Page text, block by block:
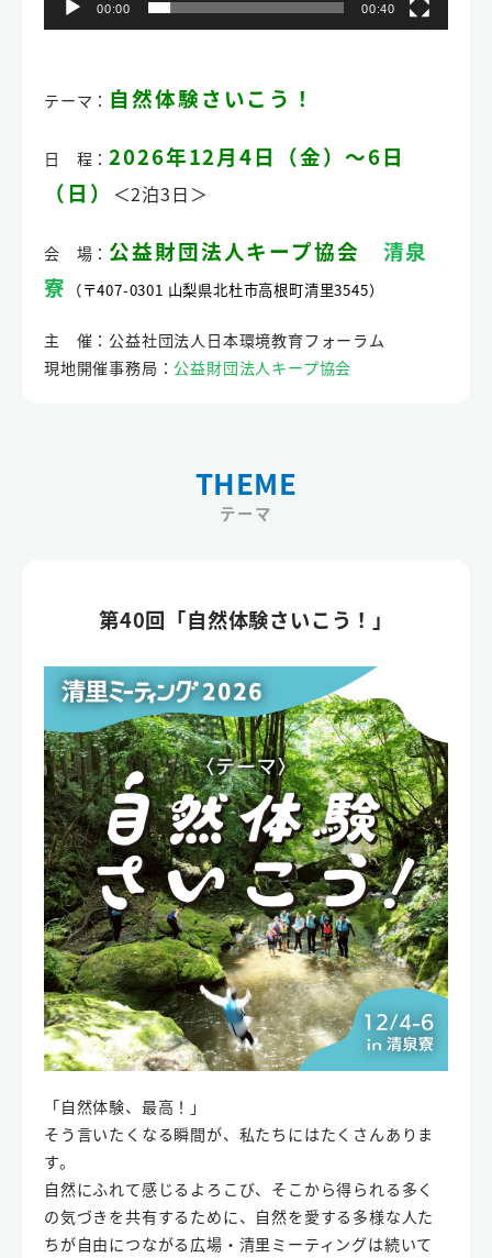
00:00 00:40
テーマ： 自然体験さいこう！
日 程：2026年12月4日（金）～6日
（日）
＜2泊3日＞
会 場： 公益財団法人キープ協会 清泉
寮
（〒407-0301 山梨県北杜市高根町清里3545）
主 催：公益社団法人日本環境教育フォーラム
現地開催事務局： 公益財団法人キープ協会
THEME
テーマ
第40回「自然体験さいこう！」
「自然体験、最高！」
そう言いたくなる瞬間が、私たちにはたくさんありま
す。
自然にふれて感じるよろこび、そこから得られる多く
の気づきを共有するために、自然を愛する多様な人た
ちが自由につながる広場・清里ミーティングは続いて